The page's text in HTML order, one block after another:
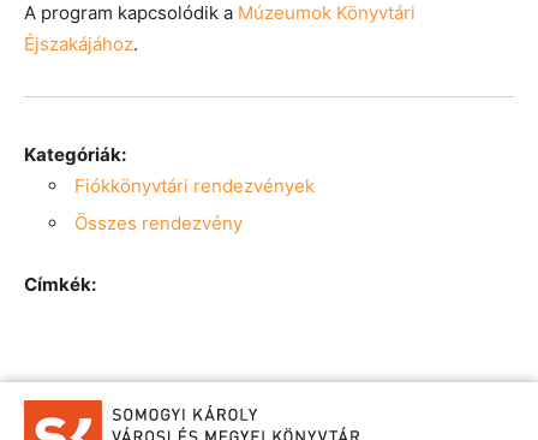
A program kapcsolódik a Múzeumok Könyvtári
Éjszakájához.
Kategóriák:
Fiókkönyvtári rendezvények
Összes rendezvény
Címkék: